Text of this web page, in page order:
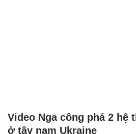
Video Nga công phá 2 hệ
ở tây nam Ukraine